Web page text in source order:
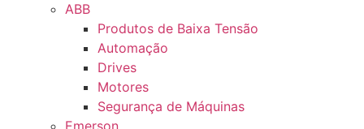
ABB
Produtos de Baixa Tensão
Automação
Drives
Motores
Segurança de Máquinas